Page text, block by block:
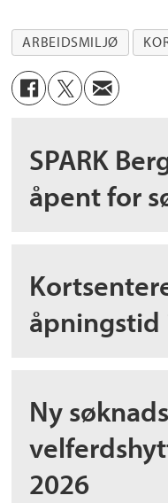
ARBEIDSMILJØ
SPARK
åpent for
åpningstid
Ny
2026